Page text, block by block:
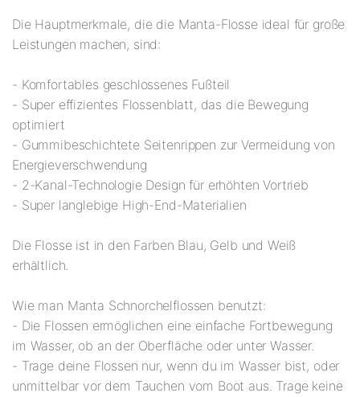
Die Hauptmerkmale, die die Manta-Flosse ideal für große
Leistungen machen, sind:
- Komfortables geschlossenes Fußteil
- Super effizientes Flossenblatt, das die Bewegung
optimiert
- Gummibeschichtete Seitenrippen zur Vermeidung von
Energieverschwendung
- 2-Kanal-Technologie Design für erhöhten Vortrieb
- Super langlebige High-End-Materialien
Die Flosse ist in den Farben Blau, Gelb und Weiß
erhältlich.
Wie man Manta Schnorchelflossen benutzt:
- Die Flossen ermöglichen eine einfache Fortbewegung
im Wasser, ob an der Oberfläche oder unter Wasser.
- Trage deine Flossen nur, wenn du im Wasser bist, oder
unmittelbar vor dem Tauchen vom Boot aus. Trage keine